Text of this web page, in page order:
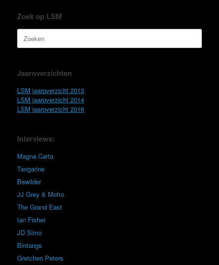
Zoek op LSM
Zoeken
naar:
Jaaroverzichten
LSM jaaroverzicht 2013
LSM jaaroverzicht 2014
LSM jaaroverzicht 2016
Interviews:
Magna Carta
Tangarine
Bewilder
JJ Grey & Mofro
The Grand East
Ian Fisher
JD Simo
Bintangs
Gretchen Peters